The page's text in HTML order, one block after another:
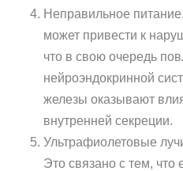
Неправильное
может привести к
что в свою очередь
нейроэндокринной
железы оказывают
внутренней секреции.
Ультрафиолетовые
Это связано с тем, что